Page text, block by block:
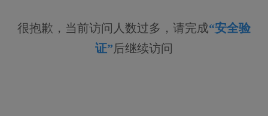
很抱歉，当前访问人数过多，请完成“安全验
证”后继续访问